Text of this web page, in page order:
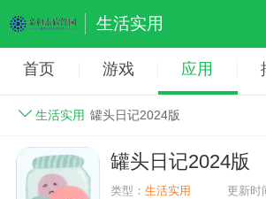
生活实用
首页 游戏 应用
生活实用 罐头日记2024版
罐头日记2024版
类型：生活实用 更新时